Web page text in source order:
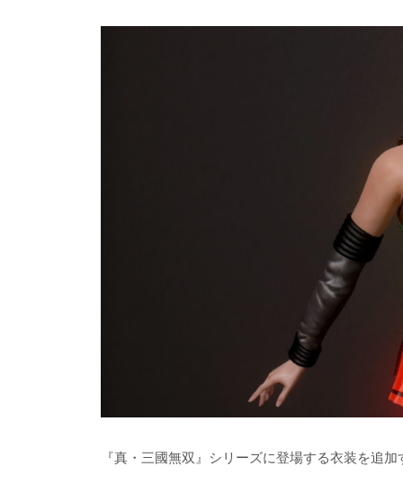
『真・三國無双』シリーズに登場する衣装を追